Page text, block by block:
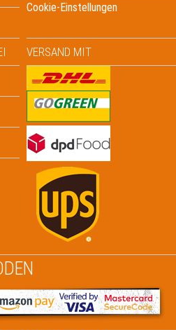
Cookie-Einstellungen
VERSAND MIT